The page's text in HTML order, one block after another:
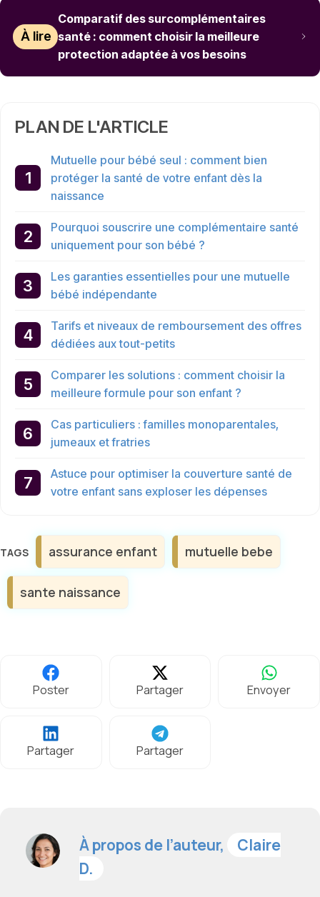
À lire
Comparatif des surcomplémentaires
santé : comment choisir la meilleure
protection adaptée à vos besoins
PLAN DE L'ARTICLE
Mutuelle pour bébé seul : comment bien
protéger la santé de votre enfant dès la
naissance
Pourquoi souscrire une complémentaire santé
uniquement pour son bébé ?
Les garanties essentielles pour une mutuelle
bébé indépendante
Tarifs et niveaux de remboursement des offres
dédiées aux tout-petits
Comparer les solutions : comment choisir la
meilleure formule pour son enfant ?
Cas particuliers : familles monoparentales,
jumeaux et fratries
Astuce pour optimiser la couverture santé de
votre enfant sans exploser les dépenses
Étiquettes
assurance enfant mutuelle bebe
sante naissance
Poster Partager Envoyer
Partager Partager
À propos de l’auteur,
Claire
D.